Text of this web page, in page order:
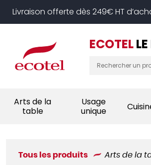
Livraison offerte dès 249€ HT
ECOTEL
Arts de la
table
Usage
unique
Tous les produits Arts de la
Panneau de gestion des cookies